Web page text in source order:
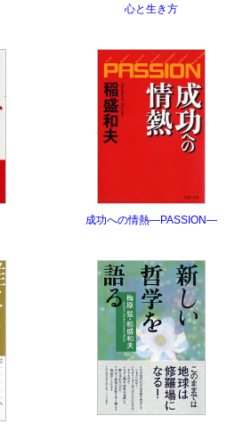
心と生き方
成功への情熱―PASSION―